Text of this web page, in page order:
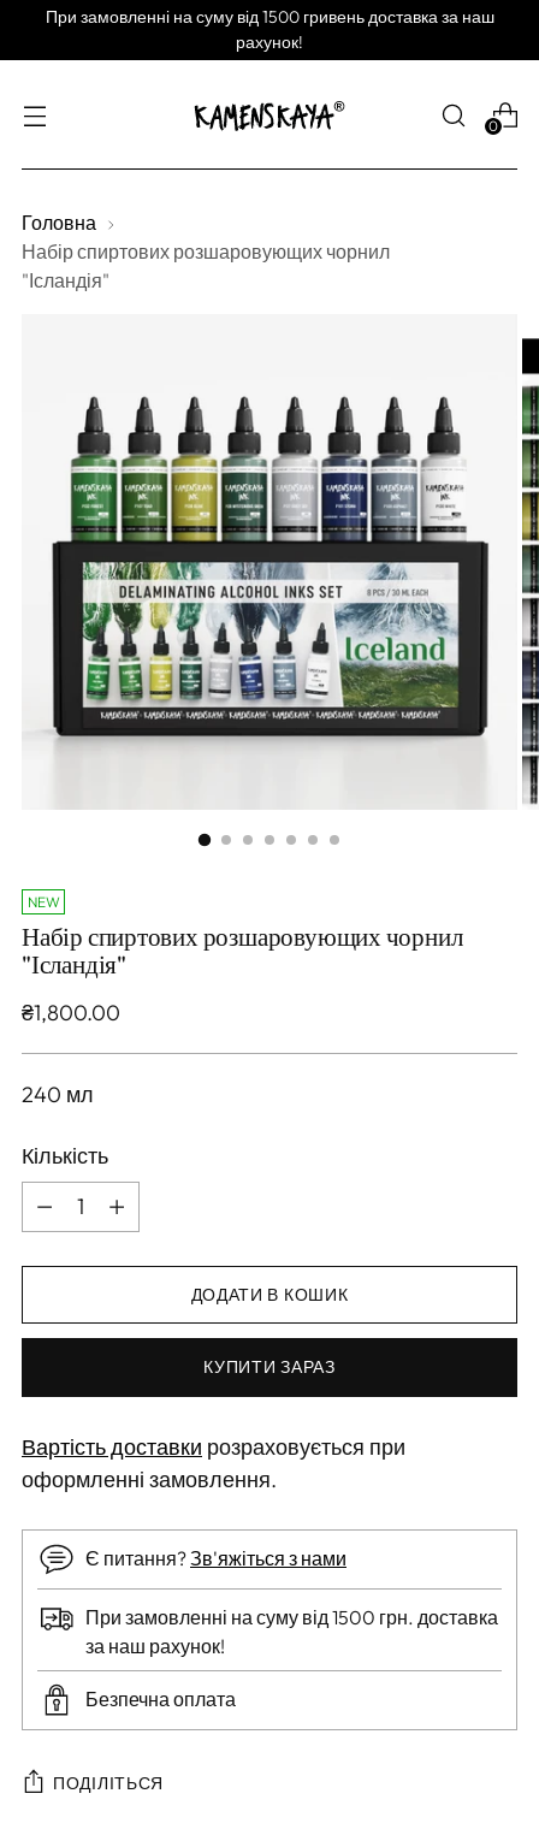
При замовленні на суму від 1500 гривень доставка за наш
рахунок!
0
Головна
Набір спиртових розшаровующих чорнил
"Ісландія"
NEW
Набір спиртових розшаровующих чорнил
"Ісландія"
Звичайна
₴1,800.00
240 мл
Кількість
Кількість
ДОДАТИ В КОШИК
КУПИТИ ЗАРАЗ
Вартість доставки розраховується при
оформленні замовлення.
Є питання?Зв'яжіться з нами
При замовленні на суму від 1500 грн. доставка
за наш рахунок!
Безпечна оплата
ПОДІЛІТЬСЯ